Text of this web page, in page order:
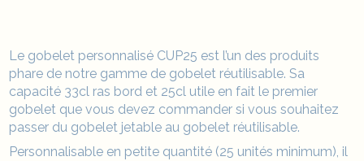
Le gobelet personnalisé CUP25 est l’un des produits
phare de notre gamme de gobelet réutilisable. Sa
capacité 33cl ras bord et 25cl utile en fait le premier
gobelet que vous devez commander si vous souhaitez
passer du gobelet jetable au gobelet réutilisable.
Personnalisable en petite quantité (25 unités minimum), il